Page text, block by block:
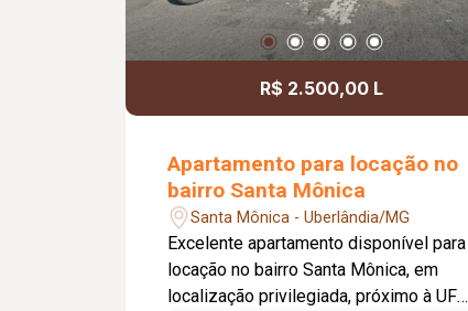
R$ 2.500,00 L
Apartamento para locação no
bairro Santa Mônica
Santa Mônica - Uberlândia/MG
Excelente apartamento disponível para
locação no bairro Santa Mônica, em
localização privilegiada, próximo à UFU.